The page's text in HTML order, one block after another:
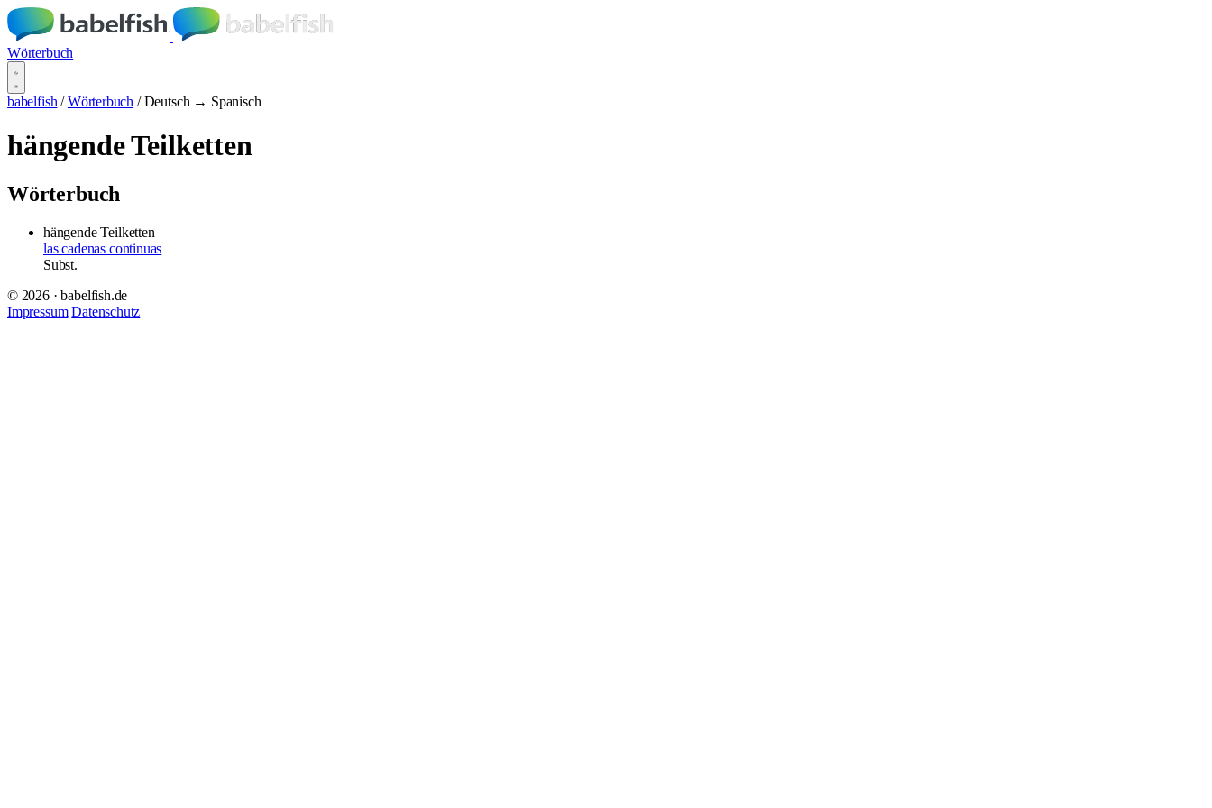
Wörterbuch
babelfish / Wörterbuch / Deutsch → Spanisch
hängende Teilketten
Wörterbuch
hängende Teilketten
las cadenas continuas
Subst.
© 2026 · babelfish.de
Impressum Datenschutz